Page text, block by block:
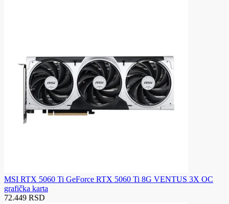
MSI RTX 5060 Ti GeForce RTX 5060 Ti 8G VENTUS 3X OC
grafička karta
72.449 RSD